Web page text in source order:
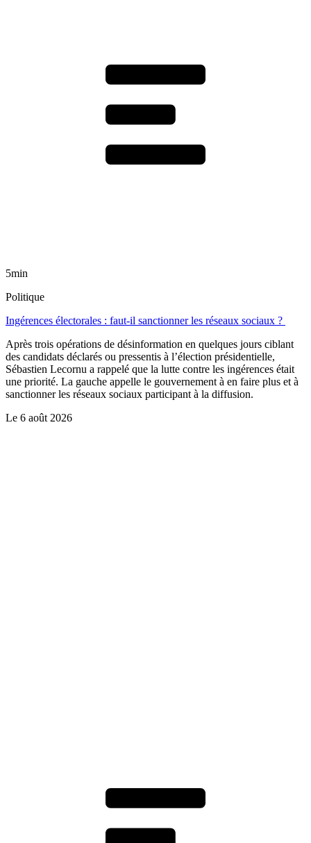
5min
Politique
Ingérences électorales : faut-il sanctionner les réseaux sociaux ?
Après trois opérations de désinformation en quelques jours ciblant
des candidats déclarés ou pressentis à l’élection présidentielle,
Sébastien Lecornu a rappelé que la lutte contre les ingérences était
une priorité. La gauche appelle le gouvernement à en faire plus et à
sanctionner les réseaux sociaux participant à la diffusion.
Le 6 août 2026